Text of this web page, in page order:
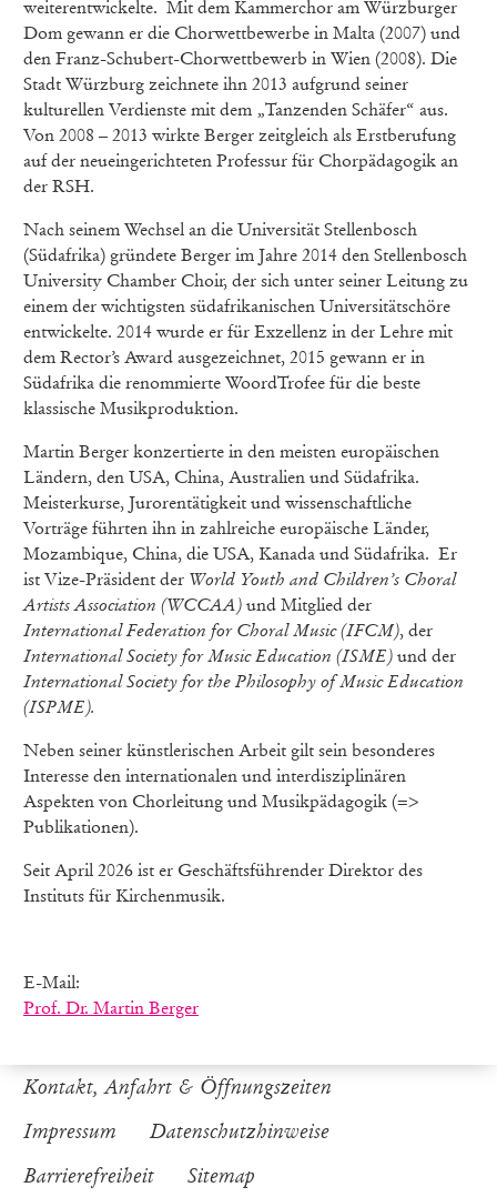
weiterentwickelte. Mit dem Kammerchor am Würzburger
Dom gewann er die Chorwettbewerbe in Malta (2007) und
den Franz-Schubert-Chorwettbewerb in Wien (2008). Die
Stadt Würzburg zeichnete ihn 2013 aufgrund seiner
kulturellen Verdienste mit dem „Tanzenden Schäfer“ aus.
Von 2008 – 2013 wirkte Berger zeitgleich als Erstberufung
auf der neueingerichteten Professur für Chorpädagogik an
der RSH.
Nach seinem Wechsel an die Universität Stellenbosch
(Südafrika) gründete Berger im Jahre 2014 den Stellenbosch
University Chamber Choir, der sich unter seiner Leitung zu
einem der wichtigsten südafrikanischen Universitätschöre
entwickelte. 2014 wurde er für Exzellenz in der Lehre mit
dem Rector’s Award ausgezeichnet, 2015 gewann er in
Südafrika die renommierte WoordTrofee für die beste
klassische Musikproduktion.
Martin Berger konzertierte in den meisten europäischen
Ländern, den USA, China, Australien und Südafrika.
Meisterkurse, Jurorentätigkeit und wissenschaftliche
Vorträge führten ihn in zahlreiche europäische Länder,
Mozambique, China, die USA, Kanada und Südafrika. Er
ist Vize-Präsident der World Youth and Children’s Choral
Artists Association (WCCAA) und Mitglied der
International Federation for Choral Music (IFCM), der
International Society for Music Education (ISME) und der
International Society for the Philosophy of Music Education
(ISPME).
Neben seiner künstlerischen Arbeit gilt sein besonderes
Interesse den internationalen und interdisziplinären
Aspekten von Chorleitung und Musikpädagogik (=>
Publikationen).
Seit April 2026 ist er Geschäftsführender Direktor des
Instituts für Kirchenmusik.
E-Mail:
Prof. Dr. Martin Berger
Kontakt, Anfahrt & Öffnungszeiten
Impressum
Datenschutzhinweise
Barrierefreiheit
Sitemap